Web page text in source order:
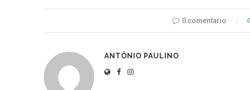
0 comentario 0
ANTÔNIO PAULINO